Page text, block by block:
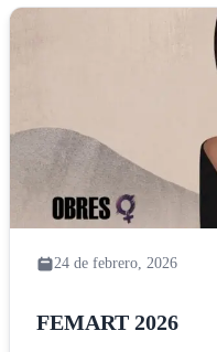
24 de febrero, 2026
FEMART 2026